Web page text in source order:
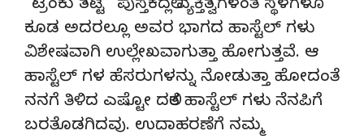
“ಟ್ರಂಕು ತಟ್ಟೆ” ಪುಸ್ತಕದಲ್ಲಿ ವ್ಯಕ್ತಿತ್ವಗಳಂತೆ ಸ್ಥಳಗಳೂ
ಕೂಡ ಅದರಲ್ಲೂ ಅವರ ಭಾಗದ ಹಾಸ್ಟೆಲ್ ಗಳು
ವಿಶೇಷವಾಗಿ ಉಲ್ಲೇಖವಾಗುತ್ತಾ ಹೋಗುತ್ತವೆ. ಆ
ಹಾಸ್ಟೆಲ್ ಗಳ ಹೆಸರುಗಳನ್ನು ನೋಡುತ್ತಾ ಹೋದಂತೆ
ನನಗೆ ತಿಳಿದ ಎಷ್ಟೋ ದಲಿತ ಹಾಸ್ಟೆಲ್ ಗಳು ನೆನಪಿಗೆ
ಬರತೊಡಗಿದವು. ಉದಾಹರಣೆಗೆ ನಮ್ಮ